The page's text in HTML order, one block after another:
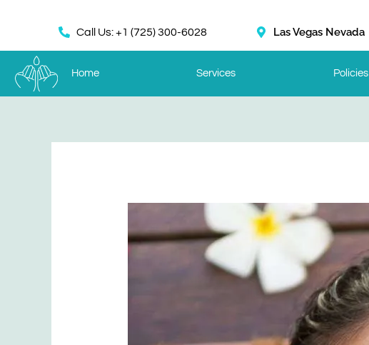
Call Us: +1 (725) 300-6028 Las Vegas Nevada
Home Services Policies